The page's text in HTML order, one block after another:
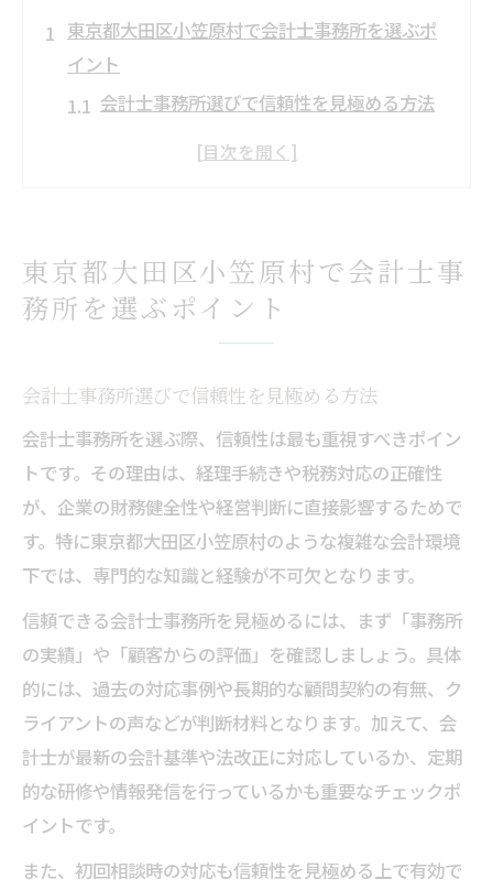
東京都大田区小笠原村で会計士事務所を選ぶポ
イント
会計士事務所選びで信頼性を見極める方法
東京都大田区小笠原村の経理課題に強い会
経営者が押さえるべき会計士事務所の選定
基準
み出す
会計士と事務所が導く経理手続き見直しの
流れ
経理の課題解決に会計士事務所が果たす役
割とは
会計士事務所活用で経理ミスを減らす実践
法
会計士と進める経理フロー最適化のポイン
ト
事務所サポートで経理業務の負担を軽減す
るコツ
信頼できる会計士事務所の見極め方を専門家が
解説
信頼される会計士事務所の特徴と見抜き方
東京都大田区小笠原村で会計士事
務所を選ぶポイント
会計士事務所選びで信頼性を見極める方法
会計士事務所を選ぶ際、信頼性は最も重視すべきポイン
トです。その理由は、経理手続きや税務対応の正確性
が、企業の財務健全性や経営判断に直接影響するためで
す。特に東京都大田区小笠原村のような複雑な会計環境
下では、専門的な知識と経験が不可欠となります。
信頼できる会計士事務所を見極めるには、まず「事務所
の実績」や「顧客からの評価」を確認しましょう。具体
的には、過去の対応事例や長期的な顧問契約の有無、ク
ライアントの声などが判断材料となります。加えて、会
計士が最新の会計基準や法改正に対応しているか、定期
的な研修や情報発信を行っているかも重要なチェックポ
イントです。
また、初回相談時の対応も信頼性を見極める上で有効で